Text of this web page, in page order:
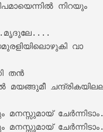
നിറയും
വാ
തൻ
മയങ്ങുമീ
മനസ്സുമായ്
മനസ്സുമായ്